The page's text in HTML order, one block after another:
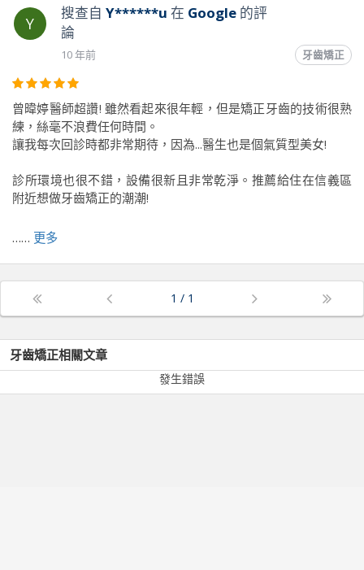
Y
搜查自 Y******u 在 Google的評
論
10 年前 牙齒矯正
曾暐婷醫師超讚! 雖然看起來很年輕，但是矯正牙齒的技術很熟
練，絲毫不浪費任何時間。
讓我每次回診時都非常期待，因為...醫生也是個氣質型美女!
診所環境也很不錯，設備很新且非常乾淨。推薦給住在信義區
附近想做牙齒矯正的潮潮!
…… 更多
1 / 1
牙齒矯正相關文章
發生錯誤